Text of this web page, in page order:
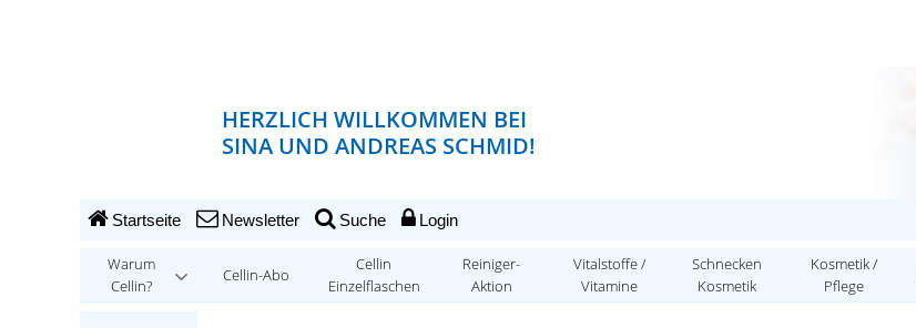
HERZLICH WILLKOMMEN BEI
SINA UND ANDREAS SCHMID!
Startseite Newsletter Suche Login
Warum
Cellin?
Cellin-Abo
Cellin
Einzelflaschen
Reiniger-
Aktion
Vitalstoffe /
Vitamine
Schnecken
Kosmetik
Kosmetik /
Pflege